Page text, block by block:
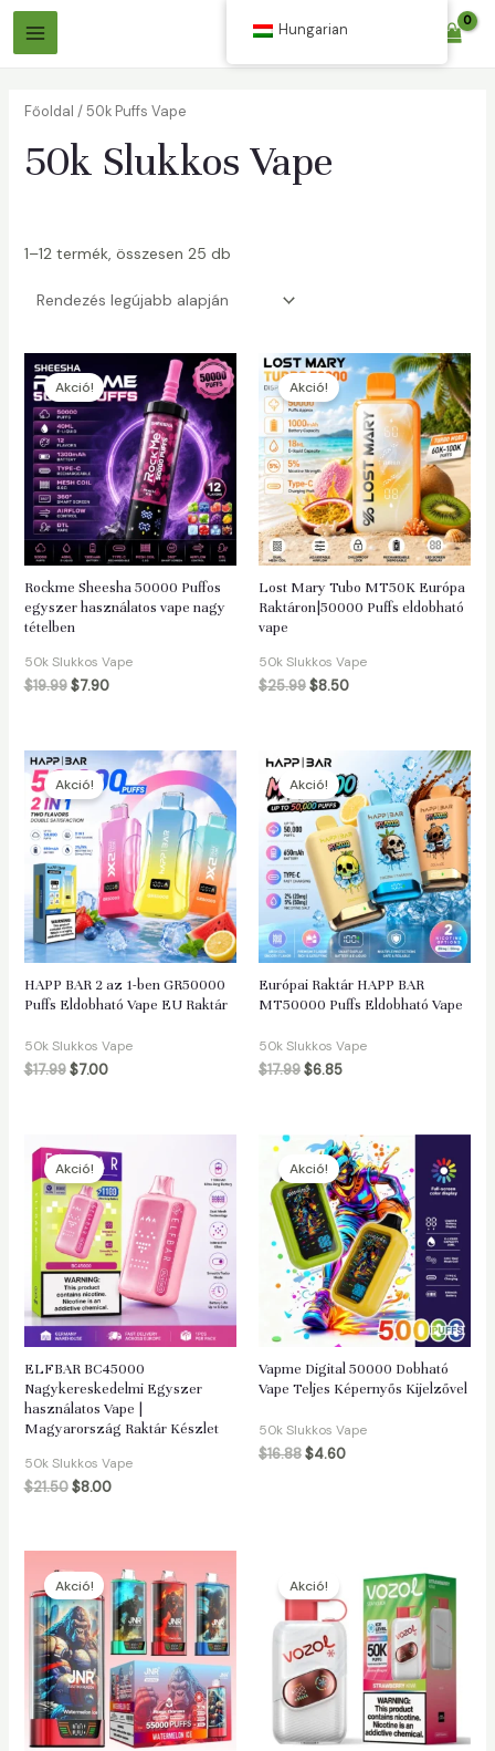
Ugrás
Főmenü
Főoldal / 50k Puffs Vape
50k Slukkos Vape
1–12 termék, összesen 25 db
Akció!
Rockme Sheesha 50000 Puffos
egyszer használatos vape nagy
tételben
50k Slukkos Vape
$19.99 $7.90
Akció!
Lost Mary Tubo MT50K Európa
Raktáron|50000 Puffs eldobható
vape
50k Slukkos Vape
$25.99$8.50
Akció!
HAPP BAR 2 az 1-ben GR50000
Puffs Eldobható Vape EU Raktár
50k Slukkos Vape
$17.99 $7.00
Akció!
Európai Raktár HAPP BAR
MT50000 Puffs Eldobható Vape
50k Slukkos Vape
$17.99$6.85
Akció!
ELFBAR BC45000
Nagykereskedelmi Egyszer
használatos Vape |
Magyarország Raktár Készlet
50k Slukkos Vape
$21.50 $8.00
Akció!
Vapme Digital 50000 Dobható
Vape Teljes Képernyős Kijelzővel
50k Slukkos Vape
$16.88$4.60
Akció! Akció!
Hungarian